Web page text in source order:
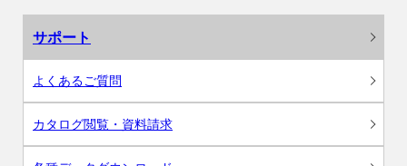
サポート
よくあるご質問
カタログ閲覧・資料請求